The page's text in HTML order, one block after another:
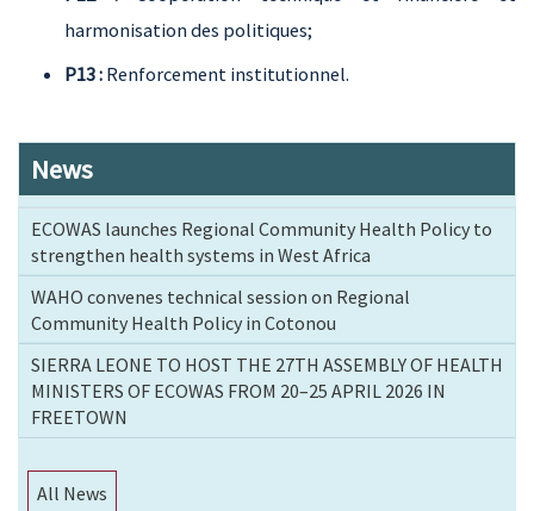
harmonisation des politiques;
P13 : Renforcement institutionnel.
News
ECOWAS launches Regional Community Health Policy to
strengthen health systems in West Africa
WAHO convenes technical session on Regional
Community Health Policy in Cotonou
SIERRA LEONE TO HOST THE 27TH ASSEMBLY OF HEALTH
MINISTERS OF ECOWAS FROM 20–25 APRIL 2026 IN
FREETOWN
All News